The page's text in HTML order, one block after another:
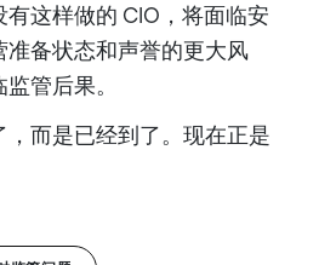
这样做的 CIO，将面临安
备状态和声誉的更大风
管后果。
，而是已经到了。现在正是